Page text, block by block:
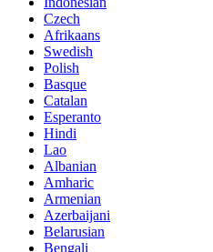
Czech
Afrikaans
Swedish
Polish
Basque
Catalan
Esperanto
Hindi
Lao
Albanian
Amharic
Armenian
Azerbaijani
Belarusian
Bengali